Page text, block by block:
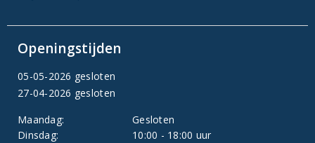
Openingstijden
05-05-2026 gesloten
27-04-2026 gesloten
Maandag:
Gesloten
Dinsdag:
10:00 - 18:00 uur